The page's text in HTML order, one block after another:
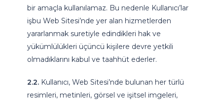
bir amaçla kullanılamaz. Bu nedenle Kullanıcı’lar
işbu Web Sitesi’nde yer alan hizmetlerden
yararlanmak suretiyle edindikleri hak ve
yükümlülükleri üçüncü kişilere devre yetkili
olmadıklarını kabul ve taahhüt ederler.
2.2. Kullanıcı, Web Sitesi’nde bulunan her türlü
resimleri, metinleri, görsel ve işitsel imgeleri,